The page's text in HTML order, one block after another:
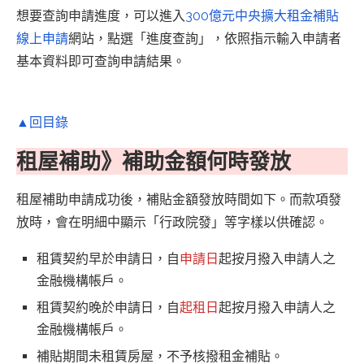
想要查詢申請進度，可以進入300億元中央擴大租金補貼
線上申請網站，點選「進度查詢」，依照指示輸入申請者
基本資料即可查詢申請結果。
▲回目錄
租屋補助》補助金額何時發放
租屋補助申請成功後，補貼金額發放時間如下。而款項發
放時，會在明細中顯示「行政院發」等字樣以供確認。
租賃契約早於申請日，自申請日 起按月撥入申請人之
金融機構帳戶。
租賃契約晚於申請日，自起租日 起按月撥入申請人之
金融機構帳戶。
補貼期間未租賃房屋，不予核撥租金補貼。